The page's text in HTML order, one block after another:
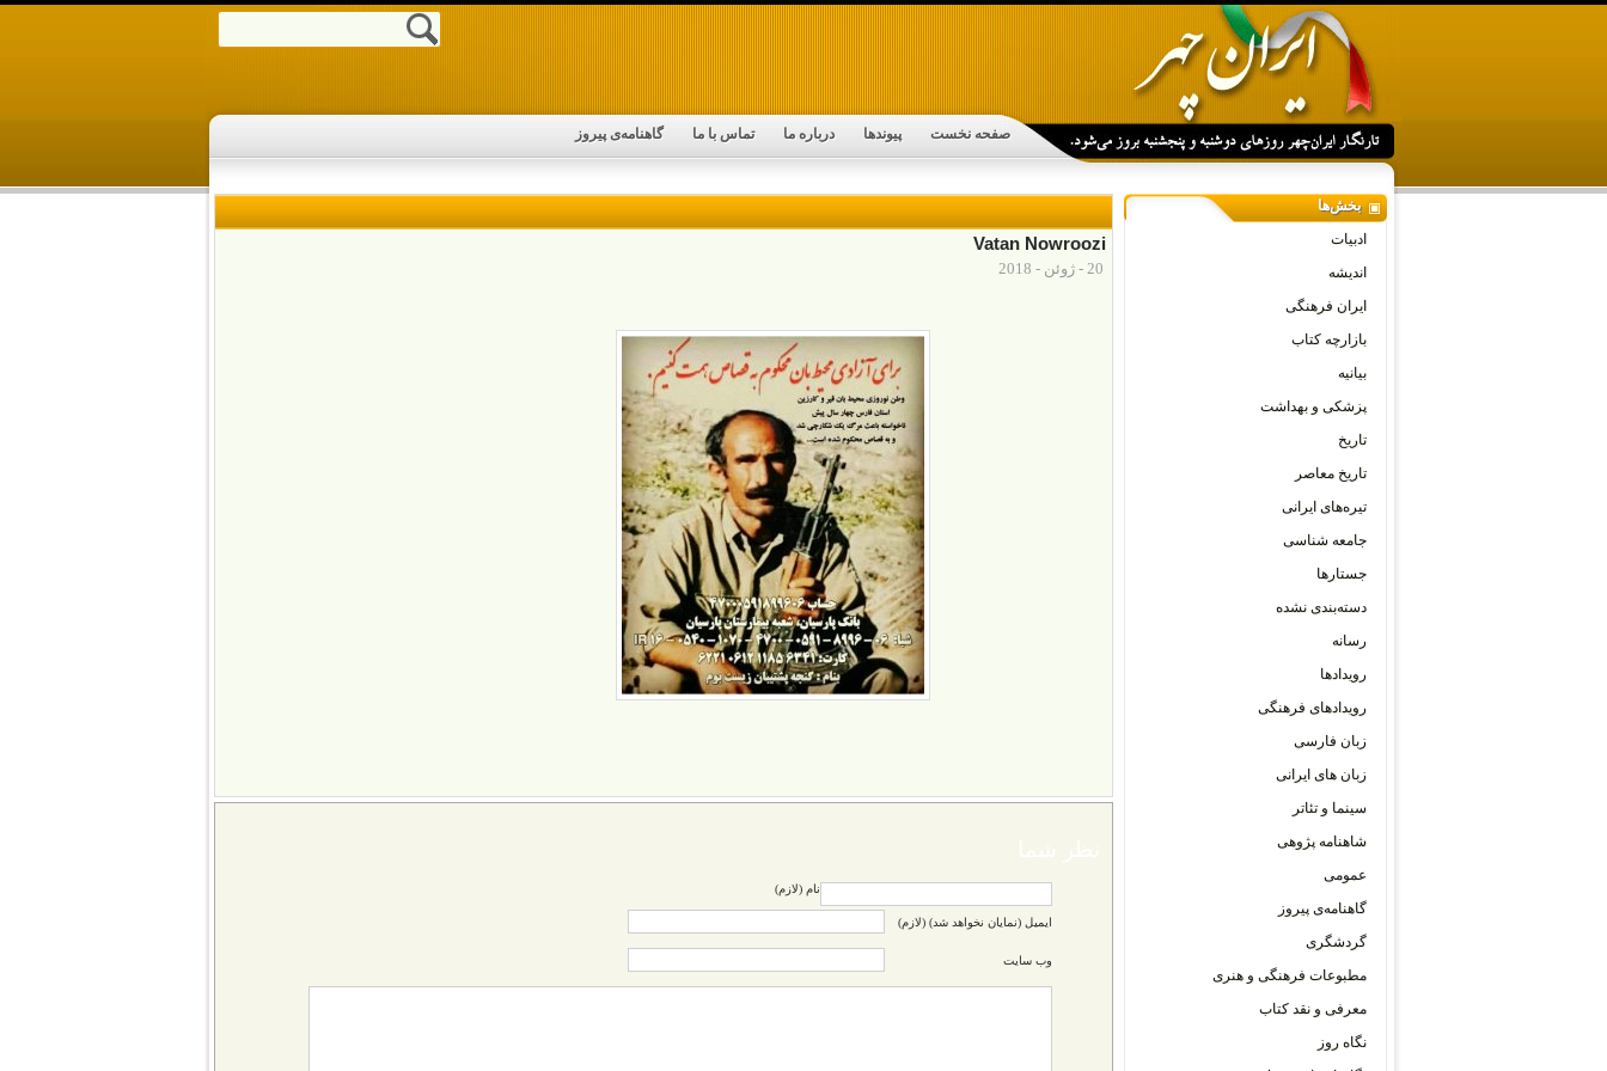
صفحه نخست پیوندها درباره ما تماس با ما گاهنامه‌ی پیروز
Vatan Nowroozi
20 - ژوئن - 2018
نام (لازم)
ایمیل (نمایان نخواهد شد) (لازم)
وب سایت
بخش‌ها
ادبیات
اندیشه
ایران فرهنگی
بازارچه کتاب
بیانیه
پزشکی و بهداشت
تاریخ
تاریخ معاصر
تیره‌های ایرانی
جامعه شناسی
جستارها
دسته‌بندی نشده
رسانه
رویدادها
رویدادهای فرهنگی
زبان فارسی
زبان های ایرانی
سینما و تئاتر
شاهنامه پژوهی
عمومی
گاهنامه‌ی پیروز
گردشگری
مطبوعات فرهنگی و هنری
معرفی و نقد کتاب
نگاه روز